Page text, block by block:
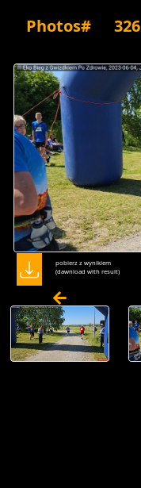
Photos# 326
pobierz z wynikiem
(dawnload with result)